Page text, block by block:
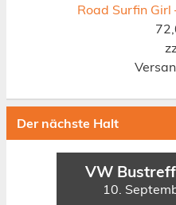
Road Surfin
Der nächste Halt
VW
10.